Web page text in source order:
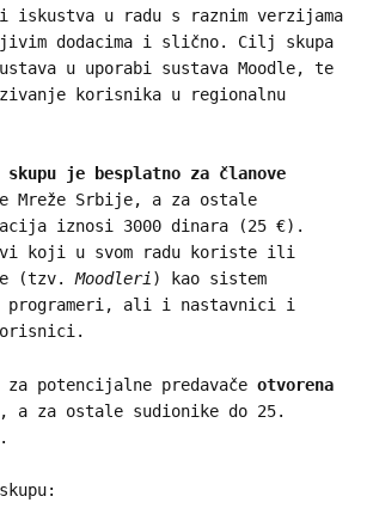
iskustva u radu s raznim verzijama
dodacima i slično. Cilj skupa
u uporabi sustava Moodle, te
korisnika u regionalnu
skupu je besplatno za članove
Mreže Srbije, a za ostale
iznosi 3000 dinara (25 €).
koji u svom radu koriste ili
(tzv.Moodleri) kao sistem
programeri, ali i nastavnici i
potencijalne predavače otvorena
, a za ostale sudionike do 25.